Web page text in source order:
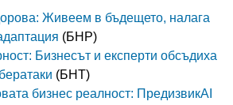
Живеем в бъдещето, налага
(БНР)
Бизнесът и експерти обсъдиха
(БНТ)
бизнес реалност: ПредизвикAI